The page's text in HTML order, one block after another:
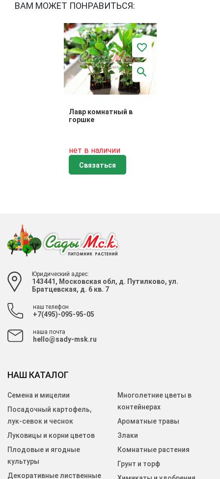
ВАМ МОЖЕТ ПОНРАВИТЬСЯ:
Лавр комнатный в
горшке
нет в наличии
Связаться
Юридический адрес:
143441, Московская обл, д. Путилково, ул.
Братцевская, д. 6 кв. 7
наш телефон
+7(495)-095-95-05
наша почта
hello@sady-msk.ru
НАШ КАТАЛОГ
Семена и мицелии
Посадочный картофель,
лук-севок и чеснок
Луковицы и корни цветов
Плодовые и ягодные
культуры
Декоративные лиственные
Многолетние цветы в
контейнерах
Ароматные травы
Злаки
Комнатные растения
Грунт и торф